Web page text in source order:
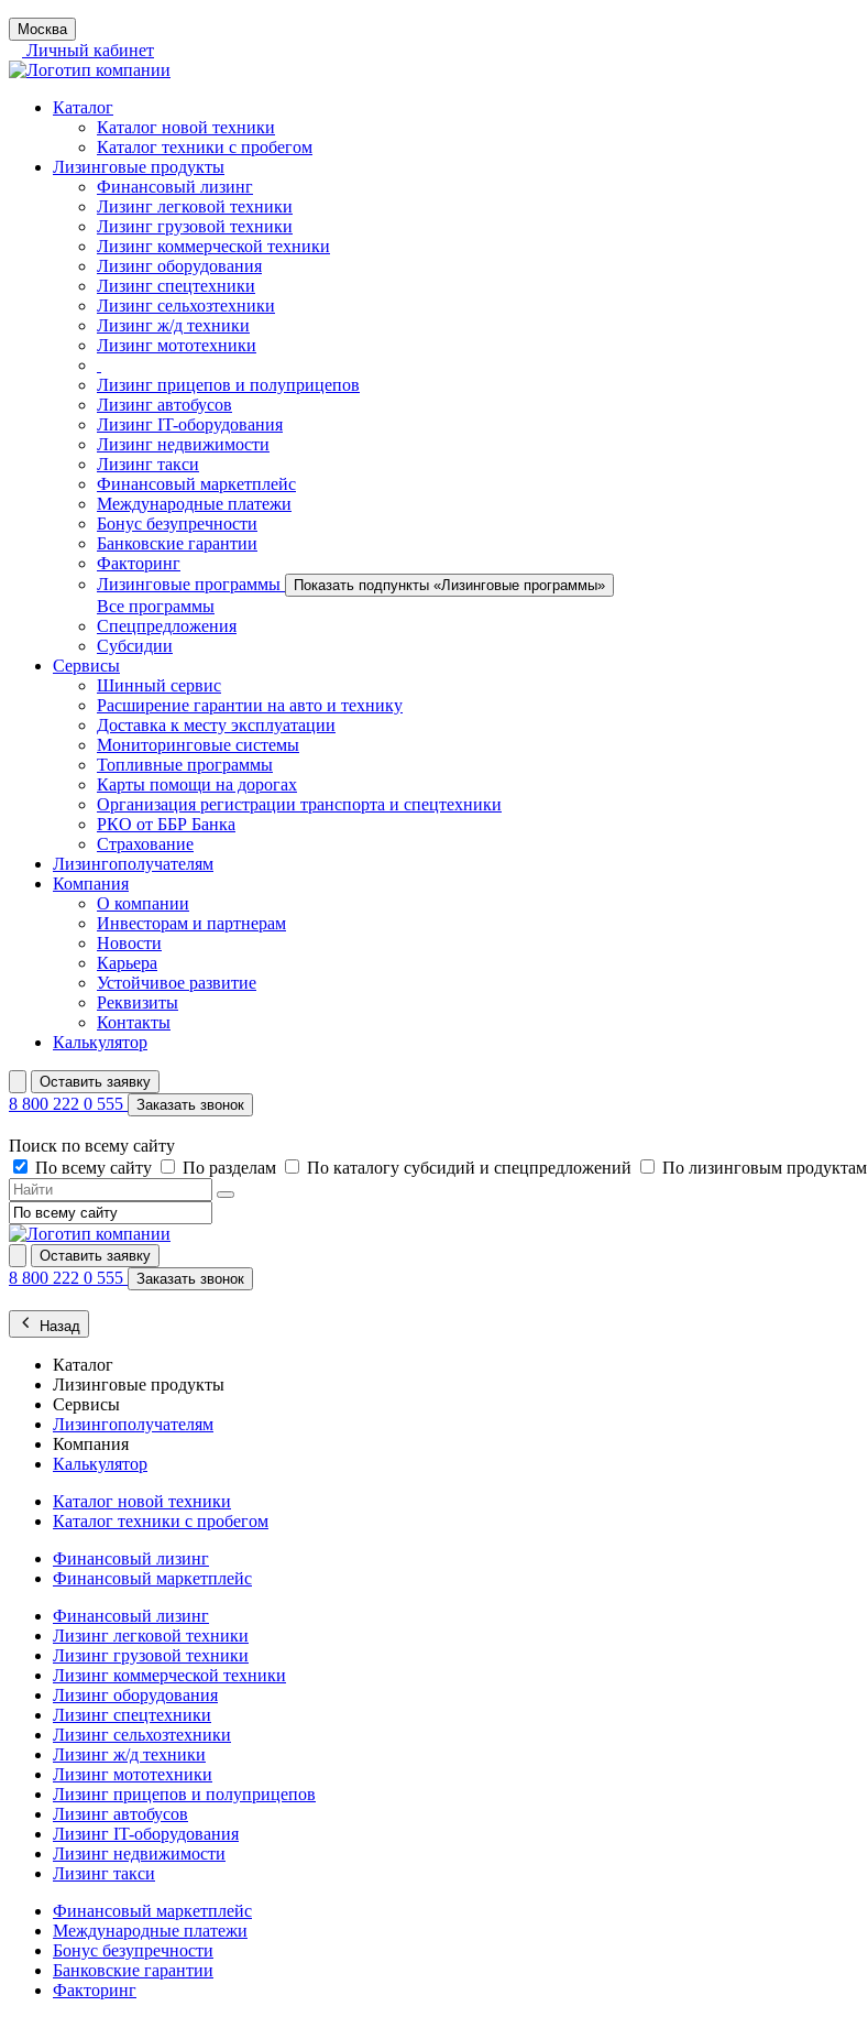
Москва
Личный кабинет
Каталог
Каталог новой техники
Каталог техники с пробегом
Лизинговые продукты
Финансовый лизинг
Лизинг легковой техники
Лизинг грузовой техники
Лизинг коммерческой техники
Лизинг оборудования
Лизинг спецтехники
Лизинг сельхозтехники
Лизинг ж/д техники
Лизинг мототехники
Лизинг прицепов и полуприцепов
Лизинг автобусов
Лизинг IT-оборудования
Лизинг недвижимости
Лизинг такси
Финансовый маркетплейс
Международные платежи
Бонус безупречности
Банковские гарантии
Факторинг
Лизинговые программы
Показать подпункты «Лизинговые программы»
Все программы
Спецпредложения
Субсидии
Сервисы
Шинный сервис
Расширение гарантии на авто и технику
Доставка к месту эксплуатации
Мониторинговые системы
Топливные программы
Карты помощи на дорогах
Организация регистрации транспорта и спецтехники
РКО от ББР Банка
Страхование
Лизингополучателям
Компания
О компании
Инвесторам и партнерам
Новости
Карьера
Устойчивое развитие
Реквизиты
Контакты
Калькулятор
Оставить заявку
8 800 222 0 555 Заказать звонок
Поиск по всему сайту
По всему сайту
По разделам По каталогу субсидий и спецпредложений По лизинговым продуктам
Оставить заявку
8 800 222 0 555 Заказать звонок
Назад
Каталог
Лизинговые продукты
Сервисы
Лизингополучателям
Компания
Калькулятор
Каталог новой техники
Каталог техники с пробегом
Финансовый лизинг
Финансовый маркетплейс
Финансовый лизинг
Лизинг легковой техники
Лизинг грузовой техники
Лизинг коммерческой техники
Лизинг оборудования
Лизинг спецтехники
Лизинг сельхозтехники
Лизинг ж/д техники
Лизинг мототехники
Лизинг прицепов и полуприцепов
Лизинг автобусов
Лизинг IT-оборудования
Лизинг недвижимости
Лизинг такси
Финансовый маркетплейс
Международные платежи
Бонус безупречности
Банковские гарантии
Факторинг